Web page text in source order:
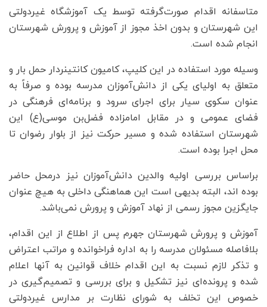
متاسفانه اقدام صورت‌گرفته توسط یک آموزشگاه غیردولتی
این شهرستان و بدون اخذ مجوز از آموزش و پرورش شهرستان
انجام شده است.
وسیله مورد استفاده در این کلیپ، کامیون کانتینردار حمل بار و
متعلق به اولیای یکی از دانش‌آموزان مدرسه بوده و صرفاً به
عنوان سکوی سیار برای اجرای سرود و برنامه‌ای فرهنگی در
فضای عمومی و در مقابل امامزاده فضل‌بن موسی(ع) این
شهرستان استفاده شده و مسیر حرکت نیز از بلوار رضوان تا
محل اجرا بوده است.
براساس بررسی اولیه والدین دانش‌آموزان نیز درمحل حاضر
بوده اند، البته بدیهی است این هماهنگی داخلی به هیچ عنوان
جایگزین مجوز رسمی از نهاد آموزش و پرورش نمی‌باشد.
آموزش و پرورش شهرستان جهرم پس از اطلاع از این اقدام،
بلافاصله مسئولان مدرسه را به اداره فراخوانده و مراتب اعتراض
و تذکر لازم نسبت به این اقدام خلاف قوانین به آنها اعلام
شده و پرونده‌ای نیز تشکیل و برای بررسی و تصمیم‌گیری در
خصوص این تخلف به شورای نظارت بر مدارس غیردولتی